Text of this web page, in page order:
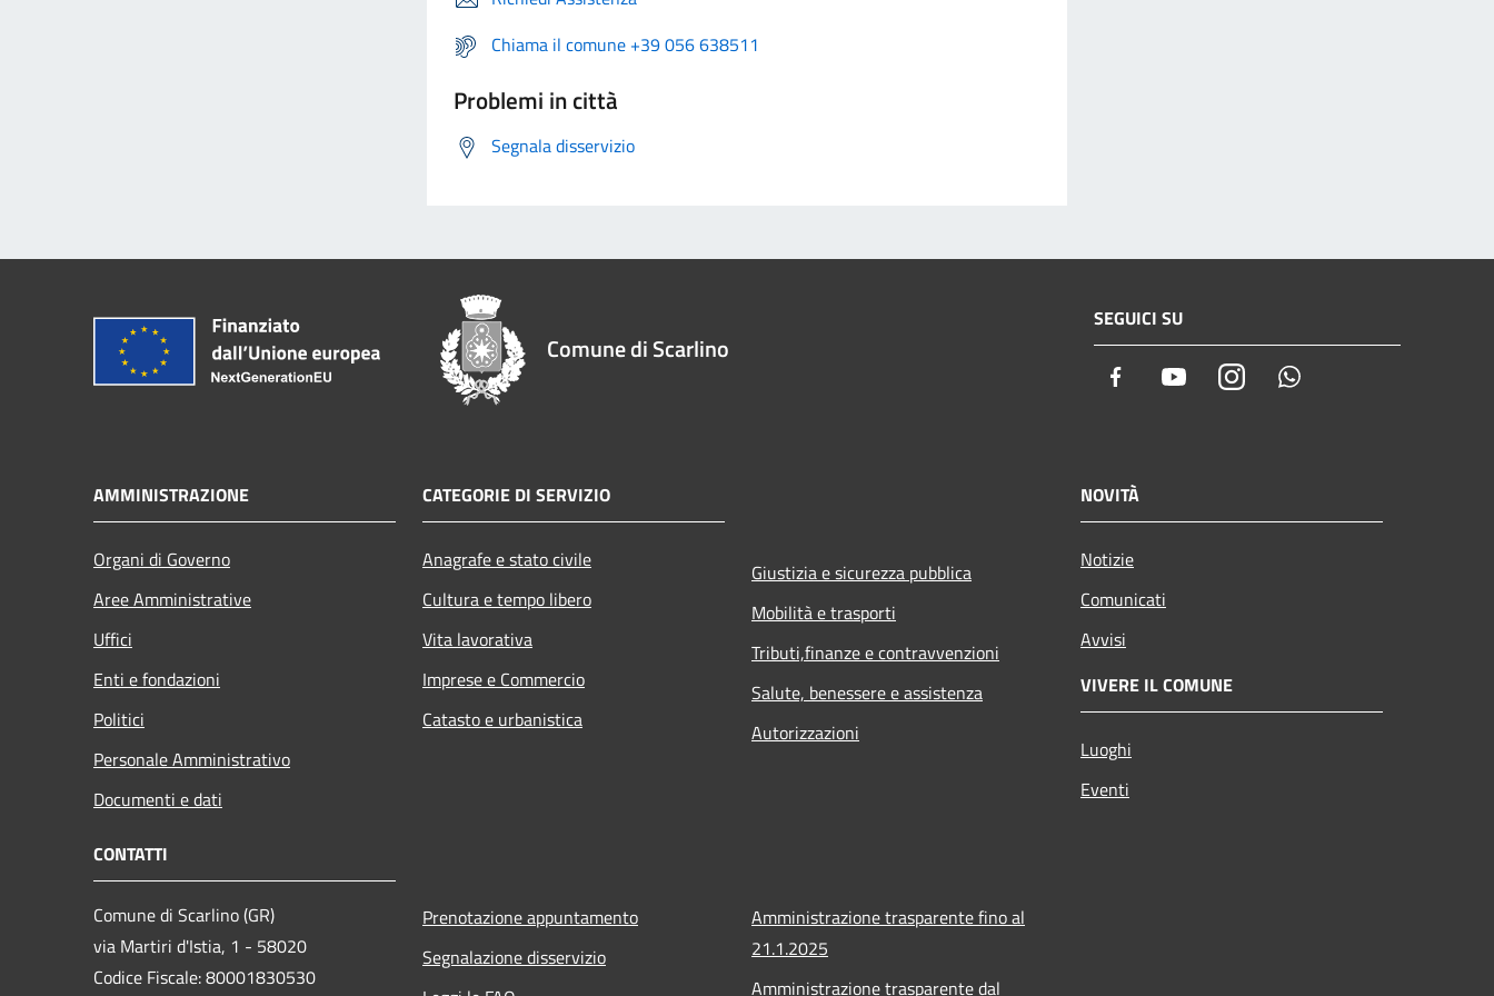
Chiama il comune +39 056 638511
Problemi in città
Segnala disservizio
Comune di Scarlino
SEGUICI SU
Facebook YoutubeInstagram
AMMINISTRAZIONE
Organi di Governo
Aree Amministrative
Uffici
Enti e fondazioni
Politici
Personale Amministrativo
Documenti e dati
CATEGORIE DI SERVIZIO
Anagrafe e stato civile
Cultura e tempo libero
Vita lavorativa
Imprese e Commercio
Catasto e urbanistica
Giustizia e sicurezza pubblica
Mobilità e trasporti
Tributi,finanze e contravvenzioni
Salute, benessere e assistenza
Autorizzazioni
NOVITÀ
Notizie
Comunicati
Avvisi
VIVERE IL COMUNE
Luoghi
Eventi
CONTATTI
Comune di Scarlino (GR)
via Martiri d'Istia, 1 - 58020
Codice Fiscale: 80001830530
Prenotazione appuntamento
Segnalazione disservizio
Amministrazione trasparente fino al
21.1.2025
Amministrazione trasparente dal